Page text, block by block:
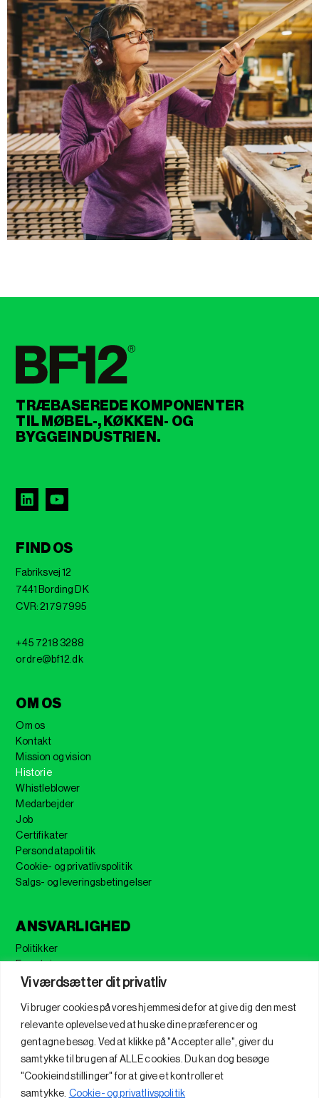
Vi værdsætter dit privatliv
Vi bruger cookies på vores hjemmeside for at give dig den mest
relevante oplevelse ved at huske dine præferencer og
gentagne besøg. Ved at klikke på "Accepter alle", giver du
samtykke til brugen af ​​ALLE cookies. Du kan dog besøge
"Cookieindstillinger" for at give et kontrolleret
samtykke. Cookie- og privatlivspolitik
TRÆBASEREDE KOMPONENTER
TIL MØBEL-, KØKKEN- OG
BYGGEINDUSTRIEN.
FIND OS
Fabriksvej 12
7441 Bording DK
CVR: 21797995
+45 7218 3288
ordre@bf12.dk
OM OS
Om os
Kontakt
Mission og vision
Historie
Whistleblower
Medarbejder
Job
Certifikater
Persondatapolitik
Cookie- og privatlivspolitik
Salgs- og leveringsbetingelser
ANSVARLIGHED
Politikker
Sikkerhed
ISO
Verdensmål
CSR
Samfundsansvar